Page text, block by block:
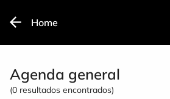
Home
Agenda general
(0 resultados encontrados)